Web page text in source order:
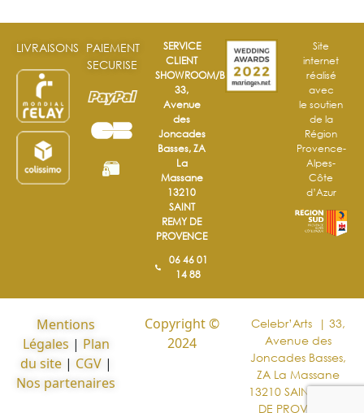
LIVRAISONS
PAIEMENT
SECURISE
SERVICE
CLIENT
SHOWROOM/BOUTIQUE
33,
Avenue
des
Joncades
Basses, ZA
La
Massane
13210
SAINT
REMY DE
PROVENCE
06 46 01
14 88
Site
internet
réalisé
avec
le soutien
de la
Région
Provence-
Alpes-
Côte
d’Azur
Mentions
Légales | Plan
du site| CGV|
Nos partenaires
Copyright ©
2024
Celebr’Arts | 33,
Avenue des
Joncades Basses,
ZA La Massane
13210 SAINT REMY
DE PROVENCE